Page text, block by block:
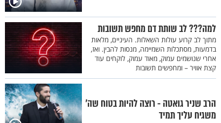
למה??? לב שותת דם מחפש תשובות
מתוך לב קרוע עולות השאלות. העיניים, מלאות
בדמעות, מסתכלות השמיימה, מנסות להבין. ואז,
אחרי שנושמים עמוק, מאוד עמוק, לוקחים עוד
קצת אוויר – ומחפשים תשובות
הרב שניר גואטה - רוצה להיות בטוח שה'
משגיח עליך תמיד